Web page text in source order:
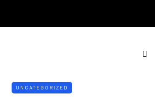
UNCATEGORIZED